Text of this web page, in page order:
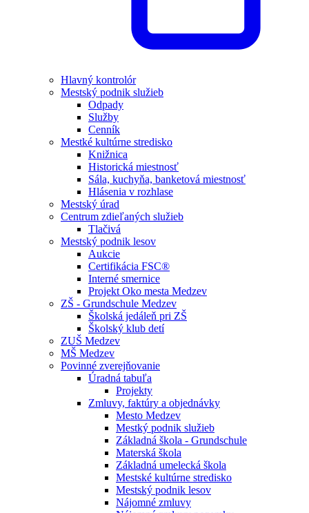
Hlavný kontrolór
Mestský podnik služieb
Odpady
Služby
Cenník
Mestké kultúrne stredisko
Knižnica
Historická miestnosť
Sála, kuchyňa, banketová miestnosť
Hlásenia v rozhlase
Mestský úrad
Centrum zdieľaných služieb
Tlačivá
Mestský podnik lesov
Aukcie
Certifikácia FSC®
Interné smernice
Projekt Oko mesta Medzev
ZŠ - Grundschule Medzev
Školská jedáleň pri ZŠ
Školský klub detí
ZUŠ Medzev
MŠ Medzev
Povinné zverejňovanie
Úradná tabuľa
Projekty
Zmluvy, faktúry a objednávky
Mesto Medzev
Mestký podnik služieb
Základná škola - Grundschule
Materská škola
Základná umelecká škola
Mestské kultúrne stredisko
Mestský podnik lesov
Nájomné zmluvy